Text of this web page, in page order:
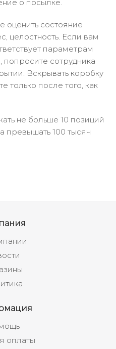
о посылке.
оценить состояние
целостность. Если вам
параметрам
сотрудника
Вскрывать коробку
только после того, как
не больше 10 позиций
превышать 100 тысяч
оплаты